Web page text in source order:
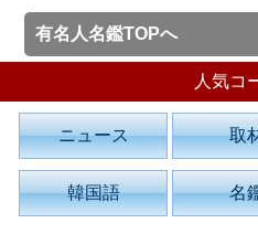
有名人名鑑TOPへ
人気コ
ニュース 取
韓国語 名